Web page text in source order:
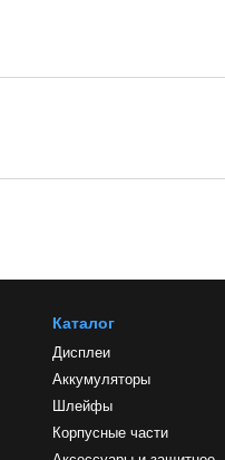
Каталог
Дисплеи
Аккумуляторы
Шлейфы
Корпусные части